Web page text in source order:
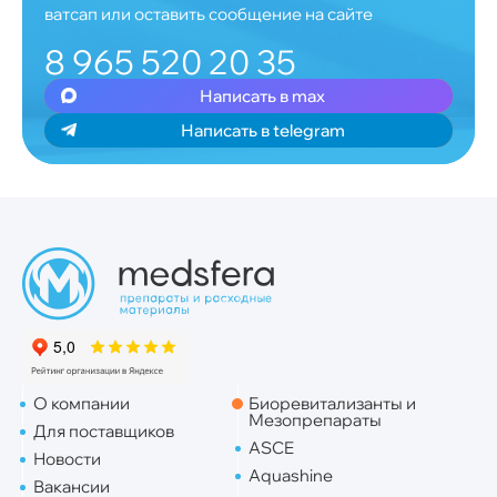
ватсап или оставить сообщение на сайте
8 965 520 20 35
Написать в max
Написать в telegram
О компании
Для поставщиков
Новости
Вакансии
Биоревитализанты и
Мезопрепараты
ASCE
Aquashine